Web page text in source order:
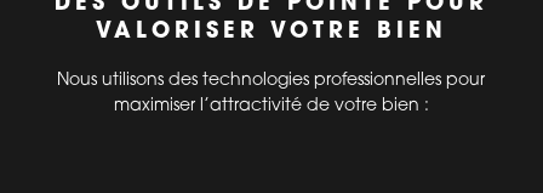
VALORISER VOTRE BIEN
Nous utilisons des technologies professionnelles pour
maximiser l’attractivité de votre bien :